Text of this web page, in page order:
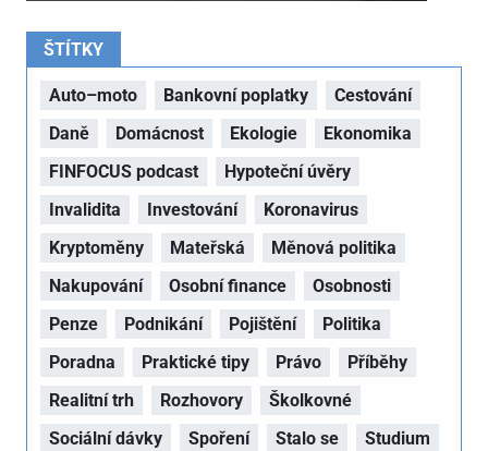
ŠTÍTKY
Auto–moto Bankovní poplatky
Cestování
Daně
Domácnost Ekologie
Ekonomika
FINFOCUS podcast
Hypoteční úvěry
Invalidita
Investování
Koronavirus
Kryptoměny
Mateřská
Měnová politika
Nakupování
Osobní finance
Osobnosti
Penze
Podnikání Pojištění
Politika
Poradna
Praktické tipy Právo
Příběhy
Realitní trh
Rozhovory
Školkovné
Sociální dávky
Spoření Stalo se
Studium